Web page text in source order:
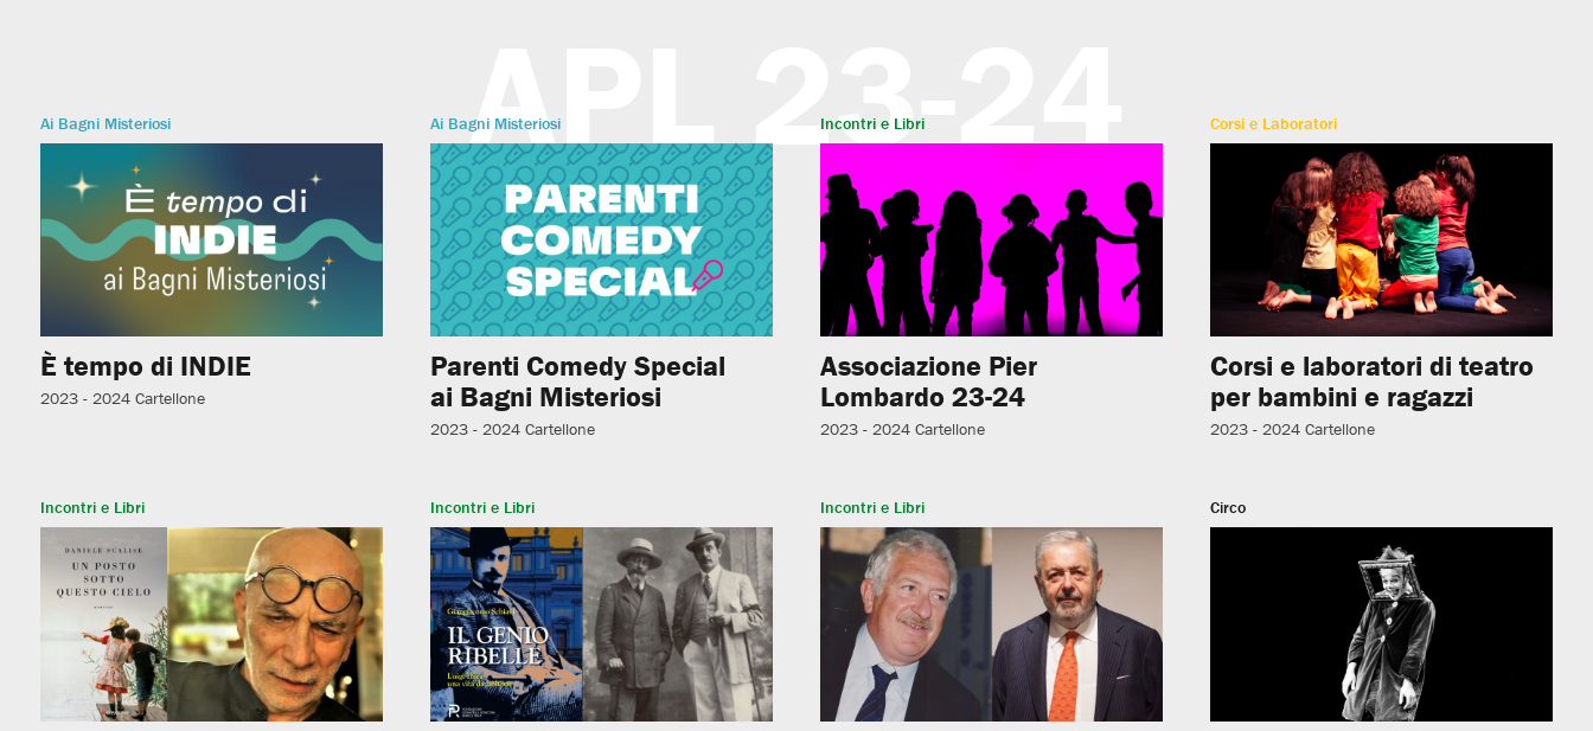
APL 23-24
Ai Bagni Misteriosi
È tempo di INDIE
2023 - 2024 Cartellone
Ai Bagni Misteriosi
Parenti Comedy Special
ai Bagni Misteriosi
2023 - 2024 Cartellone
Incontri e Libri
Associazione Pier
Lombardo 23-24
2023 - 2024 Cartellone
Corsi e Laboratori
Corsi e laboratori di teatro
per bambini e ragazzi
2023 - 2024 Cartellone
Incontri e Libri Incontri e Libri Incontri e Libri Circo